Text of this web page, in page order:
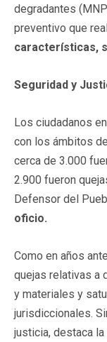
degradantes
preventivo que
características,
Seguridad y
Los ciudadanos
con los ámbitos
cerca de 3.000
2.900 fueron
Defensor del
oficio.
Como en años
quejas relativas a
y materiales y
jurisdiccionales.
justicia, destaca